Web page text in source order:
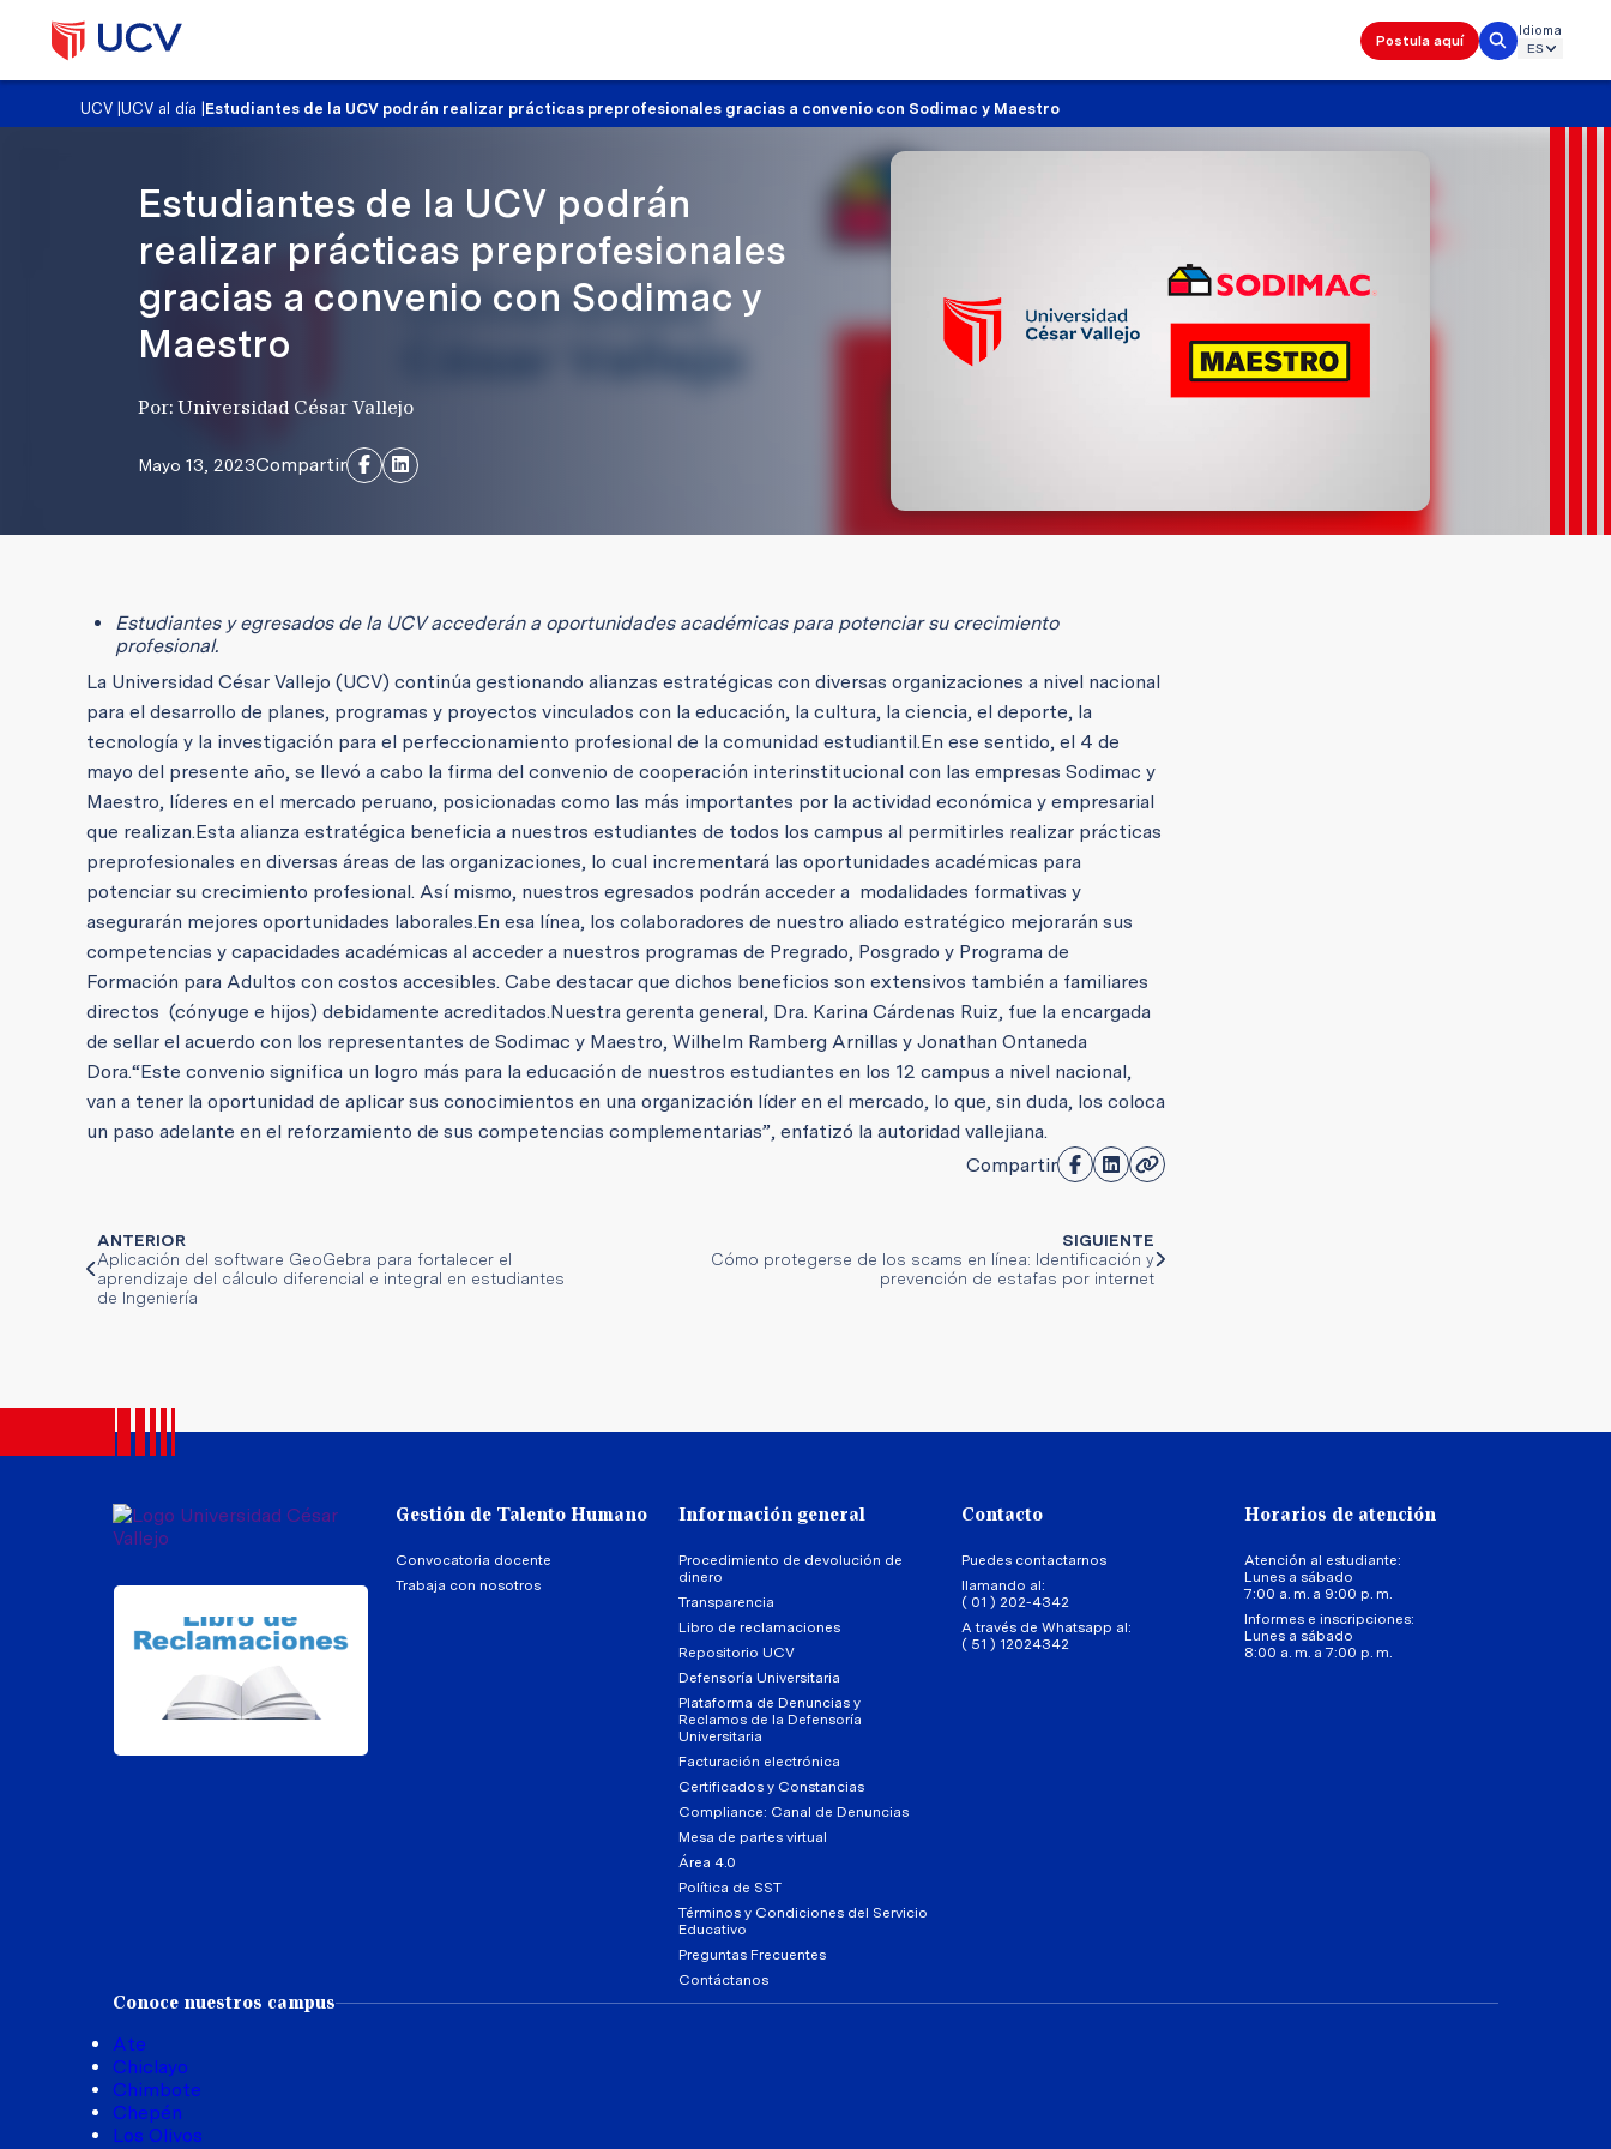
Postula aquí
Idioma
UCV |UCV al día Estudiantes de la UCV podrán realizar prácticas preprofesionales gracias a convenio con Sodimac y Maestro
Estudiantes de la UCV podrán
realizar prácticas preprofesionales
gracias a convenio con Sodimac y
Maestro
Por: Universidad César Vallejo
Mayo 13, 2023Compartir
Estudiantes y egresados de la UCV accederán a oportunidades académicas para potenciar su crecimiento
profesional.
La Universidad César Vallejo (UCV) continúa gestionando alianzas estratégicas con diversas organizaciones a nivel nacional
para el desarrollo de planes, programas y proyectos vinculados con la educación, la cultura, la ciencia, el deporte, la
tecnología y la investigación para el perfeccionamiento profesional de la comunidad estudiantil.En ese sentido, el 4 de
mayo del presente año, se llevó a cabo la firma del convenio de cooperación interinstitucional con las empresas Sodimac y
Maestro, líderes en el mercado peruano, posicionadas como las más importantes por la actividad económica y empresarial
que realizan.Esta alianza estratégica beneficia a nuestros estudiantes de todos los campus al permitirles realizar prácticas
preprofesionales en diversas áreas de las organizaciones, lo cual incrementará las oportunidades académicas para
potenciar su crecimiento profesional. Así mismo, nuestros egresados podrán acceder a modalidades formativas y
asegurarán mejores oportunidades laborales.En esa línea, los colaboradores de nuestro aliado estratégico mejorarán sus
competencias y capacidades académicas al acceder a nuestros programas de Pregrado, Posgrado y Programa de
Formación para Adultos con costos accesibles. Cabe destacar que dichos beneficios son extensivos también a familiares
directos (cónyuge e hijos) debidamente acreditados.Nuestra gerenta general, Dra. Karina Cárdenas Ruiz, fue la encargada
de sellar el acuerdo con los representantes de Sodimac y Maestro, Wilhelm Ramberg Arnillas y Jonathan Ontaneda
Dora.“Este convenio significa un logro más para la educación de nuestros estudiantes en los 12 campus a nivel nacional,
van a tener la oportunidad de aplicar sus conocimientos en una organización líder en el mercado, lo que, sin duda, los coloca
un paso adelante en el reforzamiento de sus competencias complementarias”, enfatizó la autoridad vallejiana.
Compartir
ANTERIOR
Aplicación del software GeoGebra para fortalecer el
aprendizaje del cálculo diferencial e integral en estudiantes
de Ingeniería
SIGUIENTE
Cómo protegerse de los scams en línea: Identificación y
prevención de estafas por internet
Gestión de Talento Humano
Convocatoria docente
Trabaja con nosotros
Información general
Procedimiento de devolución de
dinero
Transparencia
Libro de reclamaciones
Repositorio UCV
Defensoría Universitaria
Plataforma de Denuncias y
Reclamos de la Defensoría
Universitaria
Facturación electrónica
Certificados y Constancias
Compliance: Canal de Denuncias
Mesa de partes virtual
Área 4.0
Política de SST
Términos y Condiciones del Servicio
Educativo
Preguntas Frecuentes
Contáctanos
Contacto
Puedes contactarnos
llamando al:
( 01 ) 202-4342
A través de Whatsapp al:
( 51 ) 12024342
Horarios de atención
Atención al estudiante:
Lunes a sábado
7:00 a. m. a 9:00 p. m.
Informes e inscripciones:
Lunes a sábado
8:00 a. m. a 7:00 p. m.
Conoce nuestros campus
Ate
Chiclayo
Chimbote
Chepén
Los Olivos